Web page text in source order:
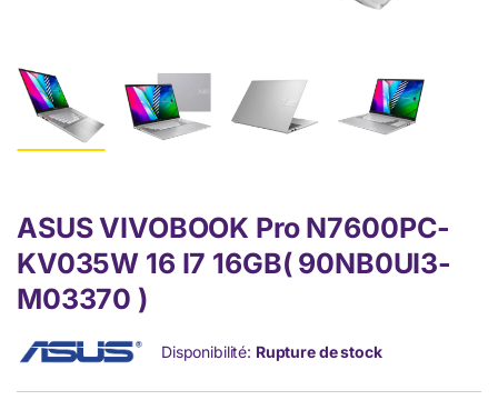
ASUS VIVOBOOK Pro N7600PC-
KV035W 16 I7 16GB( 90NB0UI3-
M03370 )
Disponibilité: Rupture de stock